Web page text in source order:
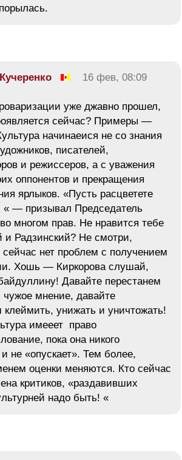
16 фев, 08:09
уже джавно прошел,
сейчас? Примеры —
начинаеися не со знания
писателей,
и режиссеров, а с уважения
оппонентов и прекращения
ярлыков. «Пусть расцветете
« — призывал Председатель
многом прав. Не нравится тебе
и Радзинский? Не смотри,
нет проблем с получением
Хошь — Киркорова слушай,
Давайте перестанем
чужое мнение, давайте
клеймить, унижать и уничтожать!
имееет право
пока она никого
не «опускает». Тем более,
оценки меняются. Кто сейчас
критиков, «раздавивших
надо быть! «